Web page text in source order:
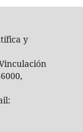
y